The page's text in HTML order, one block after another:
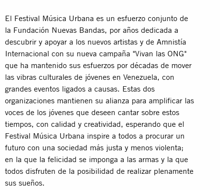
El Festival Música Urbana es un esfuerzo conjunto de
la Fundación Nuevas Bandas, por años dedicada a
descubrir y apoyar a los nuevos artistas y de Amnistía
Internacional con su nueva campaña "Vivan las ONG"
que ha mantenido sus esfuerzos por décadas de mover
las vibras culturales de jóvenes en Venezuela, con
grandes eventos ligados a causas. Estas dos
organizaciones mantienen su alianza para amplificar las
voces de los jóvenes que deseen cantar sobre estos
tiempos, con calidad y creatividad, esperando que el
Festival Música Urbana inspire a todos a procurar un
futuro con una sociedad más justa y menos violenta;
en la que la felicidad se imponga a las armas y la que
todos disfruten de la posibilidad de realizar plenamente
sus sueños.